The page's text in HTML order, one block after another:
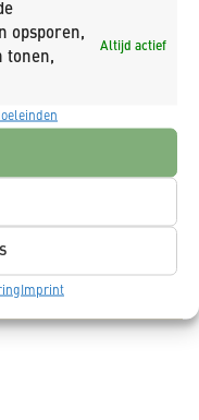
opsporen,
tonen,
Altijd actief
Imprint
K_DEKKER.